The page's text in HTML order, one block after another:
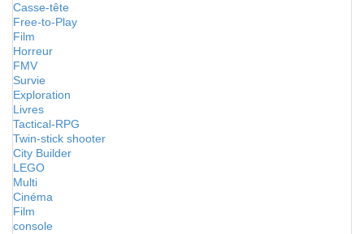
Casse-tête
Free-to-Play
Film
Horreur
FMV
Survie
Exploration
Livres
Tactical-RPG
Twin-stick shooter
City Builder
LEGO
Multi
Cinéma
Film
console